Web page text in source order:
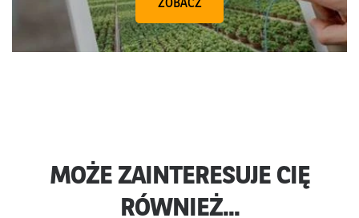
ZOBACZ
MOŻE ZAINTERESUJE CIĘ
RÓWNIEŻ...